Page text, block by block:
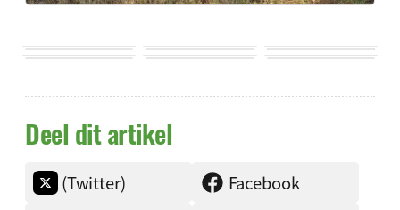
Deel dit artikel
(Twitter)
Facebook